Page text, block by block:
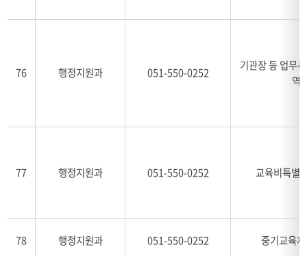
76 행정지원과 051-550-0252
기관장 등 업무
역
77 행정지원과 051-550-0252 교육비특별
78 행정지원과 051-550-0252 중기교육